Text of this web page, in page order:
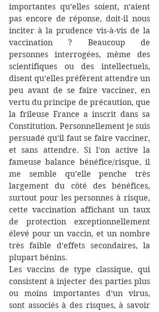
importantes qu’elles soient, n’aient
pas encore de réponse, doit-il nous
inciter à la prudence vis-à-vis de la
vaccination ? Beaucoup de
personnes interrogées, même des
scientifiques ou des intellectuels,
disent qu’elles préfèrent attendre un
peu avant de se faire vacciner, en
vertu du principe de précaution, que
la frileuse France a inscrit dans sa
Constitution. Personnellement je suis
persuadé qu’il faut se faire vacciner,
et sans attendre. Si l’on active la
fameuse balance bénéfice/risque, il
me semble qu’elle penche très
largement du côté des bénéfices,
surtout pour les personnes à risque,
cette vaccination affichant un taux
de protection exceptionnellement
élevé pour un vaccin, et un nombre
très faible d’effets secondaires, la
plupart bénins.
Les vaccins de type classique, qui
consistent à injecter des parties plus
ou moins importantes d’un virus,
sont associés à des risques, à savoir